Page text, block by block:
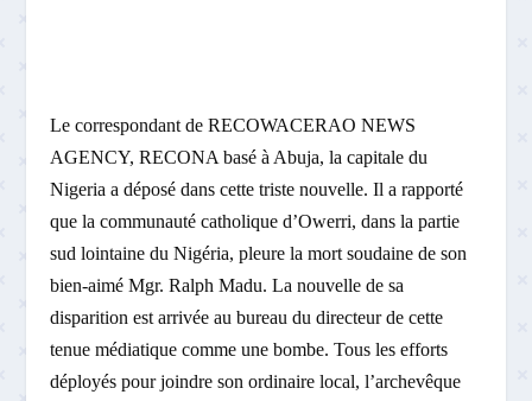
Le correspondant de RECOWACERAO NEWS
AGENCY, RECONA basé à Abuja, la capitale du
Nigeria a déposé dans cette triste nouvelle. Il a rapporté
que la communauté catholique d’Owerri, dans la partie
sud lointaine du Nigéria, pleure la mort soudaine de son
bien-aimé Mgr. Ralph Madu. La nouvelle de sa
disparition est arrivée au bureau du directeur de cette
tenue médiatique comme une bombe. Tous les efforts
déployés pour joindre son ordinaire local, l’archevêque